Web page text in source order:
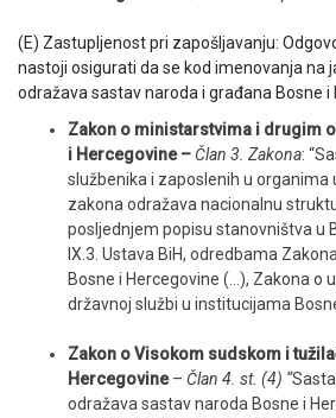
(E) Zastupljenost pri zapošljavanju:
nastoji osigurati da se kod imenovanja na
odražava sastav naroda i građana Bosne i
Zakon o ministarstvima i drugim
i Hercegovine –Član 3. Zakona:
službenika i zaposlenih u organima
zakona odražava nacionalnu
posljednjem popisu stanovništva u
IX.3. Ustava BiH, odredbama
Bosne i Hercegovine (…), Zakona o
državnoj službi u institucijama
Zakon o Visokom sudskom i
Hercegovine– Član 4. st. (4) “
odražava sastav naroda Bosne i